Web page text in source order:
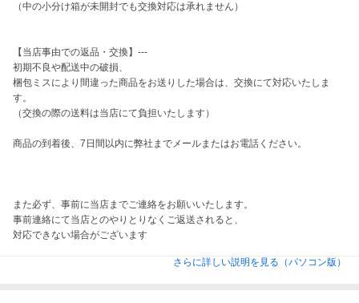
（中の小分け箱が未開封でも交換対応は承れません）
【当店事由での返品・交換】---
初期不良や配送中の破損、
梱包ミスにより間違った商品をお送りした場合は、交換にて対応いたしま
す。
（交換の際の送料は当店にて負担いたします）
商品の到着後、7日間以内に弊社までメールまたはお電話ください。
また必ず、事前に当店までご連絡をお願いいたします。
事前連絡にて当店とのやりとりなくご返送されると、
対応できない場合がございます
さらに詳しい説明を見る（パソコン版）